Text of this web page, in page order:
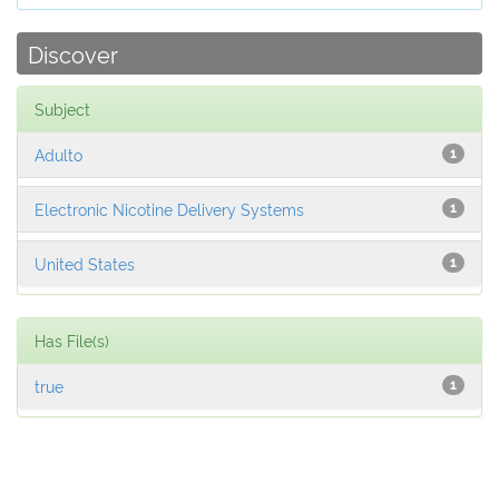
Discover
Subject
1
Adulto
1
Electronic Nicotine Delivery Systems
1
United States
Has File(s)
1
true